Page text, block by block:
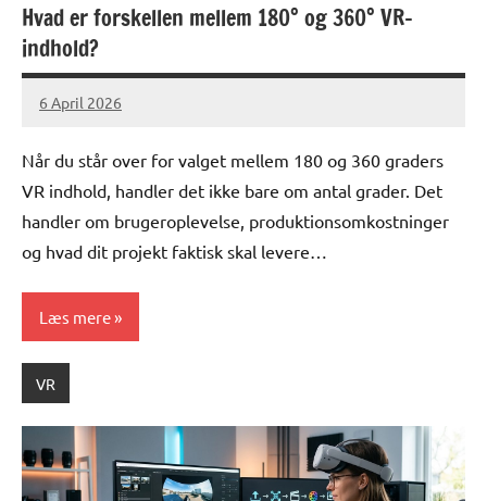
Hvad er forskellen mellem 180° og 360° VR-
indhold?
6 April 2026
lucas
No
Når du står over for valget mellem 180 og 360 graders
VR indhold, handler det ikke bare om antal grader. Det
handler om brugeroplevelse, produktionsomkostninger
og hvad dit projekt faktisk skal levere…
Læs mere
VR